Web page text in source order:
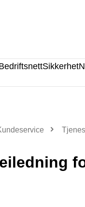
Sikkerhet